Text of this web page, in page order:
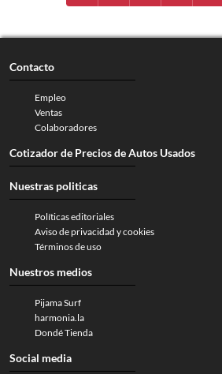
Contacto
Empleo
Ventas
Colaboradores
Cotizador de Precios de Autos Usados
Nuestras politicas
Políticas editoriales
Aviso de privacidad y cookies
Términos de uso
Nuestros medios
Pijama Surf
harmonia.la
Dondé Tienda
Social media